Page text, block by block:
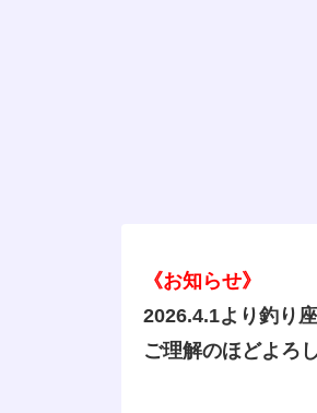
《お知らせ》
2026.4.1より釣り
ご理解のほどよろ